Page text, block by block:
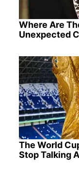
Where Are
Unexpected
The World
Stop Talking